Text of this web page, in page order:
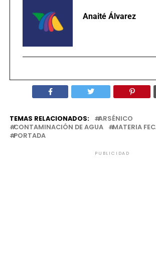
Anaité Álvarez
TEMAS RELACIONADOS:
ARSÉNICO
CONTAMINACIÓN DE AGUA
MATERIA
PORTADA
PUBLICIDAD